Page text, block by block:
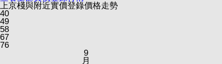
上京棧與附近實價登錄價格走勢
40
49
58
67
76
9
月